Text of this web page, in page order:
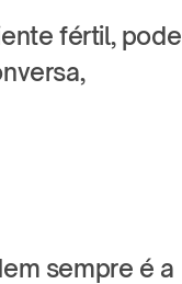
fértil, pode
sempre é a